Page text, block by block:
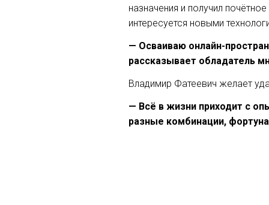
назначения и получил
интересуется новыми
— Осваиваю онлайн-
рассказывает обладатель
Владимир Фатеевич желает
— Всё в жизни приходит с
разные комбинации,